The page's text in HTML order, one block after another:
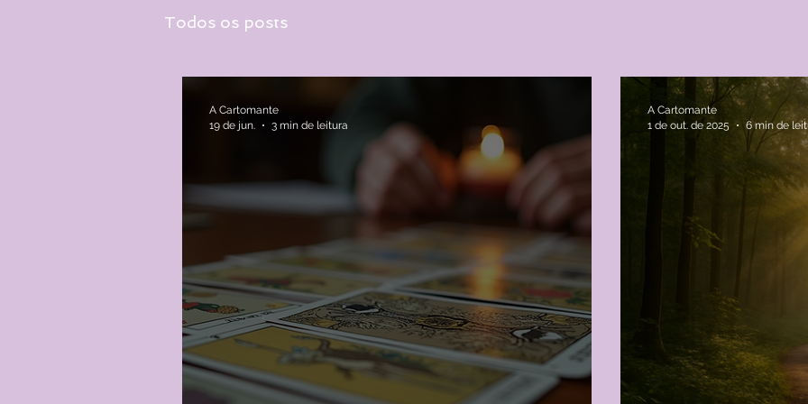
Todos os posts
A Cartomante
19 de jun.
3 min de leitura
A Cartomante
1 de out. de 2025
6 min de